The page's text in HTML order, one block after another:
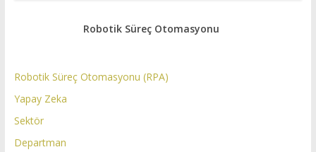
Robotik Süreç Otomasyonu
Robotik Süreç Otomasyonu (RPA)
Yapay Zeka
Sektör
Departman